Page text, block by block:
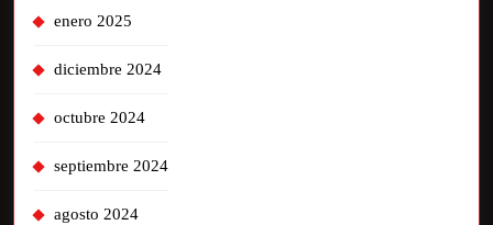
enero 2025
diciembre 2024
octubre 2024
septiembre 2024
agosto 2024